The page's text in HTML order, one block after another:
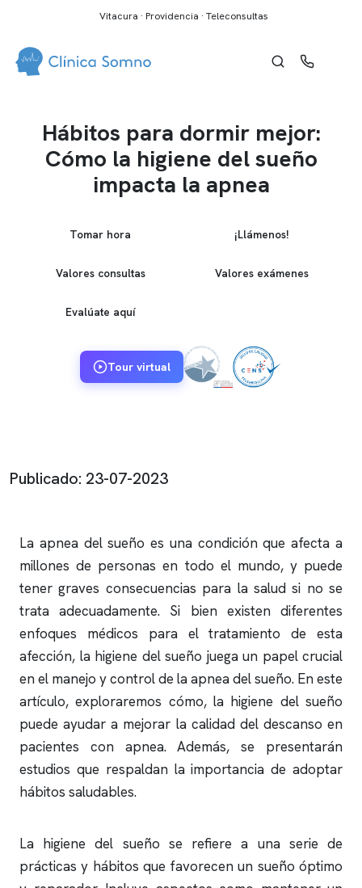
Vitacura · Providencia · Teleconsultas
Hábitos para dormir mejor:
Cómo la higiene del sueño
impacta la apnea
Tomar hora ¡Llámenos!
Valores consultas Valores exámenes
Evalúate aquí
Tour virtual
Publicado: 23-07-2023
La apnea del sueño es una condición que afecta a
millones de personas en todo el mundo, y puede
tener graves consecuencias para la salud si no se
trata adecuadamente. Si bien existen diferentes
enfoques médicos para el tratamiento de esta
afección, la higiene del sueño juega un papel crucial
en el manejo y control de laapnea del sueño. En este
artículo, exploraremos cómo, la higiene del sueño
puede ayudar a mejorar la calidad del descanso en
pacientes con apnea. Además, se presentarán
estudios que respaldan la importancia de adoptar
hábitos saludables.
La higiene del sueño se refiere a una serie de
prácticas y hábitos que favorecen un sueño óptimo